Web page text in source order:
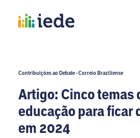
Contribuições ao Debate - Correio Braziliense
Artigo: Cinco temas
educação para ficar
em 2024